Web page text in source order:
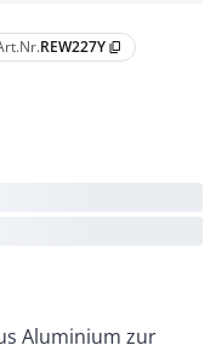
REW227Y content_copy
Aluminium zur